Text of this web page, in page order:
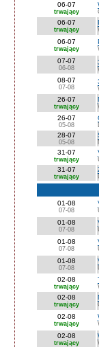
06-07
trwający
06-07
trwający
06-07
trwający
07-07
06-08
08-07
07-08
26-07
trwający
26-07
05-08
28-07
05-08
31-07
trwający
31-07
trwający
01-08
07-08
01-08
07-08
01-08
07-08
01-08
07-08
02-08
trwający
02-08
trwający
02-08
trwający
02-08
trwający